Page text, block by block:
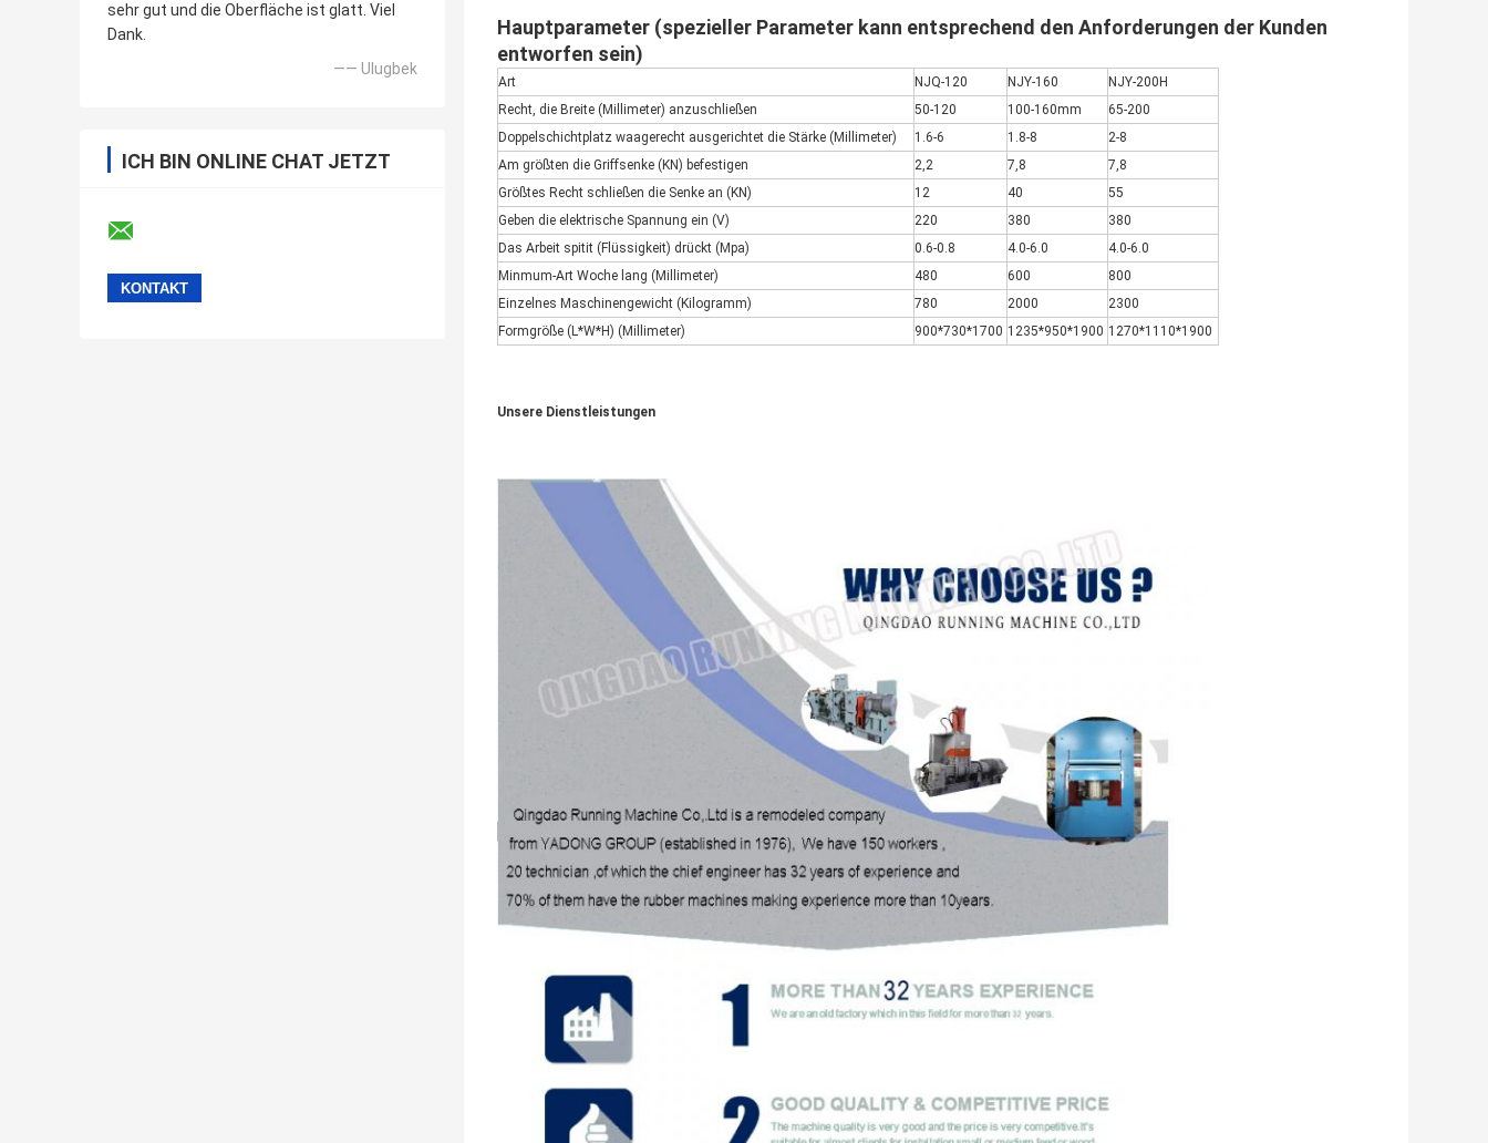
sehr gut und die Oberfläche ist glatt. Viel
Dank.
—— Ulugbek
ICH BIN ONLINE CHAT JETZT
Hauptparameter (spezieller Parameter kann entsprechend den Anforderungen der Kunden
entworfen sein)
Art NJQ-120 NJY-160
NJY-200H
Recht, die Breite (Millimeter) anzuschließen
50-120 100-160mm
65-200
Doppelschichtplatz waagerecht ausgerichtet die Stärke (Millimeter)
1.6-6 1.8-8
2-8
Am größten die Griffsenke (KN) befestigen
2,2 7,8
7,8
Größtes Recht schließen die Senke an (KN)
12 40
55
Geben die elektrische Spannung ein (V)
220 380
380
Das Arbeit spitit (Flüssigkeit) drückt (Mpa)
0.6-0.8 4.0-6.0
4.0-6.0
Minmum-Art Woche lang (Millimeter)
480 600
800
Einzelnes Maschinengewicht (Kilogramm)
780 2000
2300
Formgröße (L*W*H) (Millimeter)
900*730*1700 1235*950*1900 1270*1110*1900
Unsere Dienstleistungen